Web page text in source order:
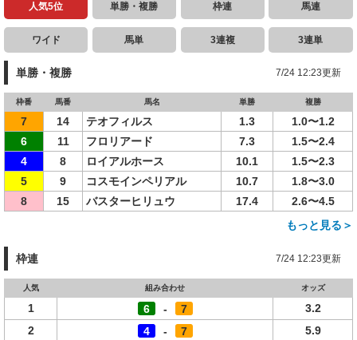
人気5位 単勝・複勝 枠連 馬連
ワイド 馬単 3連複 3連単
単勝・複勝 7/24 12:23更新
枠番 馬番 馬名 単勝 複勝
7 14 テオフィルス 1.3
1.0〜1.2
6
11 フロリアード 7.3
1.5〜2.4
4
8 ロイアルホース 10.1
1.5〜2.3
5
9 コスモインペリアル 10.7
1.8〜3.0
8
15 バスターヒリュウ 17.4
2.6〜4.5
もっと見る＞
枠連 7/24 12:23更新
人気 組み合わせ オッズ
1 6 - 7
3.2
2
4 - 7
5.9